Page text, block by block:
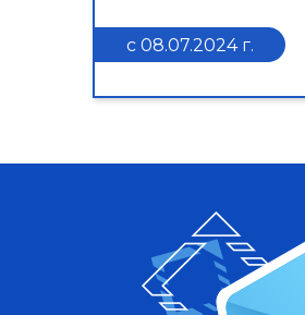
с 08.07.2024 г.